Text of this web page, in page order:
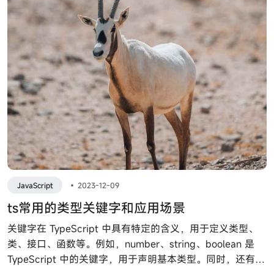
JavaScript • 2023-12-09
ts常用的类型关键字和应用场景
关键字在 TypeScript 中具有特定的含义，用于定义类型、
类、接口、函数等。例如，number、string、boolean 是
TypeScript 中的关键字，用于声明基本类型。同时，还有其